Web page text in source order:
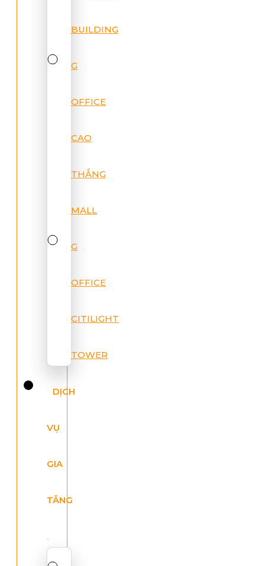
BUILDING
G
OFFICE
CAO
THẮNG
MALL
G
OFFICE
CITILIGHT
TOWER
DỊCH
VỤ
GIA
TĂNG